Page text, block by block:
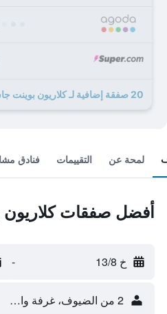
20 صفقة إضافية لـ كلاريون بوينت جاسبر
لمحة عن التقييمات فنادق
أفضل صفقات كلاريون
خ 13/8 -
2 من الضيوف، غرفة واحدة